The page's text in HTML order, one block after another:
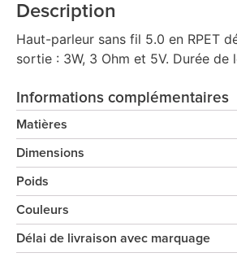
Description
Haut-parleur sans fil 5.0 en RPET
sortie : 3W, 3 Ohm et 5V. Durée
Informations complémentaires
Matières
Dimensions
Poids
Couleurs
Délai de livraison avec marquage